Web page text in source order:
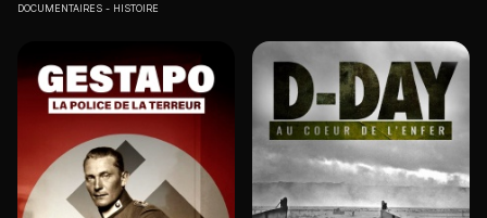
DOCUMENTAIRES HISTOIRE